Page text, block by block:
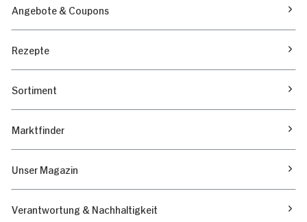
Angebote & Coupons
Rezepte
Sortiment
Marktfinder
Unser Magazin
Verantwortung & Nachhaltigkeit